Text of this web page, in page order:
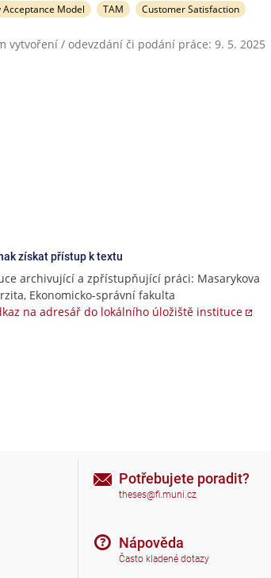
Acceptance Model TAM Customer Satisfaction
vytvoření / odevzdání či podání práce: 9. 5. 2025
získat přístup k textu
archivující a zpřístupňující práci: Masarykova
Ekonomicko-správní fakulta
na adresář do lokálního úložiště instituce
Potřebujete poradit?
theses@fi.muni.cz
Nápověda
Často kladené dotazy